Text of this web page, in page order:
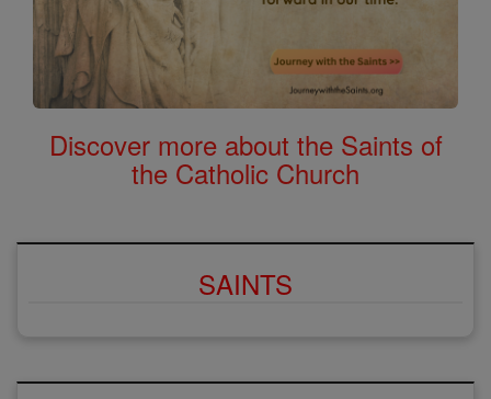
Discover more about the Saints of
the Catholic Church
SAINTS